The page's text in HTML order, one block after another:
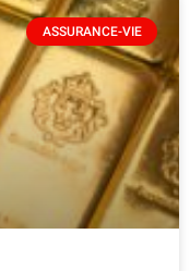
ASSURANCE-VIE